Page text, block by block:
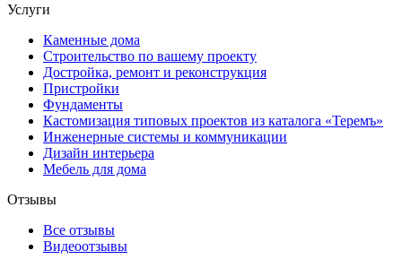
Услуги
Каменные дома
Строительство по вашему проекту
Достройка, ремонт и реконструкция
Пристройки
Фундаменты
Кастомизация типовых проектов из каталога «Теремъ»
Инженерные системы и коммуникации
Дизайн интерьера
Мебель для дома
Отзывы
Все отзывы
Видеоотзывы